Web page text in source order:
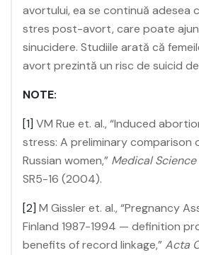
avortului, ea se continuă adesea
stres post-avort, care poate
sinucidere. Studiile arată că
avort prezintă un risc de suicid
NOTE:
[1] VM Rue et. al., “Induced
stress: A preliminary comparison
Russian women,” Medical
SR5-16 (2004).
[2] M Gissler et. al., “Pregnancy
Finland 1987-1994 — definition
benefits of record linkage,”Acta